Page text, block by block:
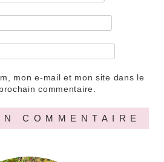
mon e-mail et mon site dans le
commentaire.